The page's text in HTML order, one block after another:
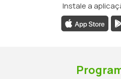
Instale a